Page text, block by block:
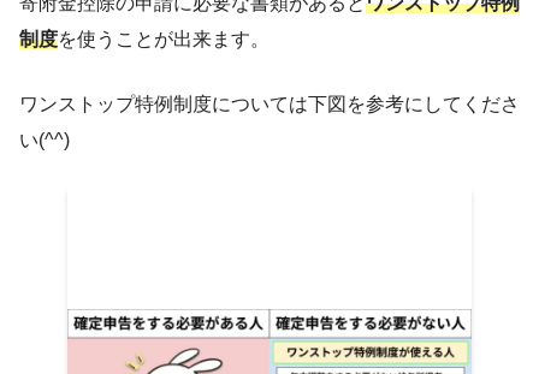
試し 【20240304レビュー
これは毎年リピートしているハンバーグで
す。お湯につければいいだけなのでアウト
制度を使うことが出来ます。
ワンストップ特例制度については下図を参考にしてくださ
い(^^)